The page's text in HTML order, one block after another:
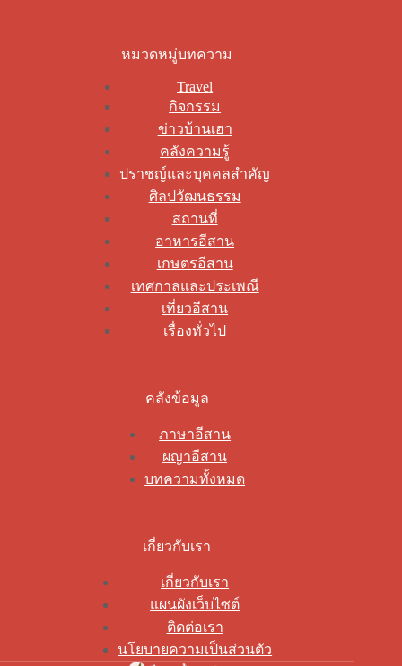
หมวดหมู่บทความ
Travel
กิจกรรม
ข่าวบ้านเฮา
คลังความรู้
ปราชญ์และบุคคลสำคัญ
ศิลปวัฒนธรรม
สถานที่
อาหารอีสาน
เกษตรอีสาน
เทศกาลและประเพณี
เที่ยวอีสาน
เรื่องทั่วไป
คลังข้อมูล
ภาษาอีสาน
ผญาอีสาน
บทความทั้งหมด
เกี่ยวกับเรา
เกี่ยวกับเรา
แผนผังเว็บไซต์
ติดต่อเรา
นโยบายความเป็นส่วนตัว